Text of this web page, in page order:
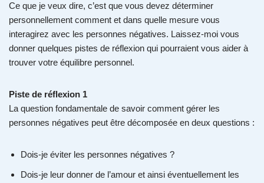
Ce que je veux dire, c’est que vous devez déterminer
personnellement comment et dans quelle mesure vous
interagirez avec les personnes négatives. Laissez-moi vous
donner quelques pistes de réflexion qui pourraient vous aider à
trouver votre équilibre personnel.
Piste de réflexion 1
La question fondamentale de savoir comment gérer les
personnes négatives peut être décomposée en deux questions :
Dois-je éviter les personnes négatives ?
Dois-je leur donner de l’amour et ainsi éventuellement les